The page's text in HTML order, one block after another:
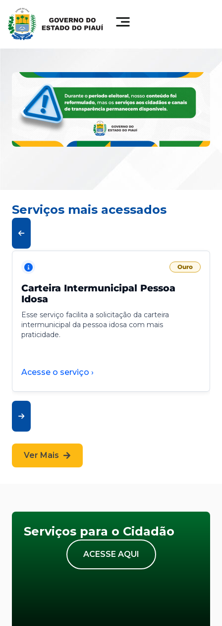
Serviços mais acessados
Ouro
Carteira Intermunicipal Pessoa
Idosa
Esse serviço facilita a solicitação da carteira
intermunicipal da pessoa idosa com mais
praticidade.
Acesse o serviço ›
Ver Mais
Serviços para o Cidadão
ACESSE AQUI